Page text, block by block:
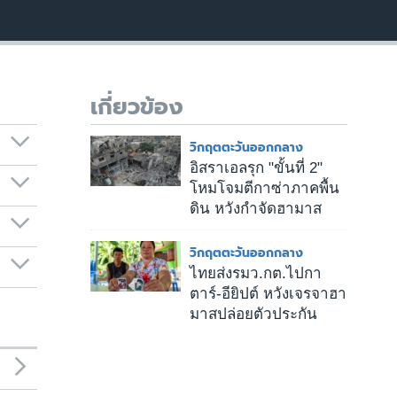
เกี่ยวข้อง
วิกฤตตะวันออกกลาง
อิสราเอลรุก "ขั้นที่ 2"
โหมโจมตีกาซ่าภาคพื้น
ดิน หวังกำจัดฮามาส
วิกฤตตะวันออกกลาง
ไทยส่งรมว.กต.ไปกา
ตาร์-อียิปต์ หวังเจรจาฮา
มาสปล่อยตัวประกัน